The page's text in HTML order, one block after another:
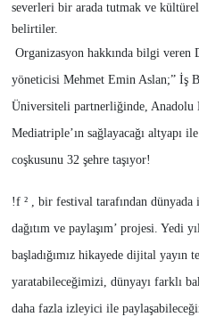
severleri bir arada tutmak ve
belirtiler.
Organizasyon hakkında bilgi
yöneticisi Mehmet Emin Aslan;” İş
Üniversiteli partnerliğinde, Anadolu
Mediatriple’ın sağlayacağı altyapı
coşkusunu 32 şehre taşıyor!
!f ² , bir festival tarafından
dağıtım ve paylaşım’ projesi. Yedi
başladığımız hikayede dijital
yaratabileceğimizi, dünyayı farklı
daha fazla izleyici ile